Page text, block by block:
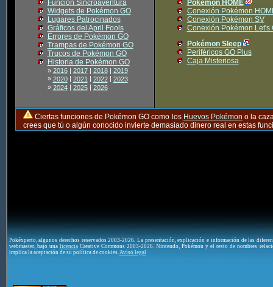
Función Sincroaventura
Widgets de Pokémon GO
Lugares Patrocinados
Gráficos del April Fools
Errores de Pokémon GO
Trampas de Pokémon GO
Trucos de Pokémon GO
Historia de Pokémon GO
» 2016| 2017| 2018| 2019
» 2020| 2021| 2022| 2023
» 2024| 2025| 2026
Pokémon HOME
Conexión Pokémon
Conexión Pokémon SV
Conexión Pokémon Let's
Pokémon Sleep
Periféricos GO Plus
Caja Misteriosa
Ciertas funciones de Pokémon GO como los Huevos Pokémon o la
crees que tú o algún conocido invierte demasiado dinero real en estas
Pokéxperto, algunos derechos reservados 2003-2026. La presentación, explicación e información de las
webmaster, bajo una licenciaCreative Commons 2003-2026. Nintendo, Pokémon y el resto de nombres
implica la aceptación de su política de cookies. Aviso legal